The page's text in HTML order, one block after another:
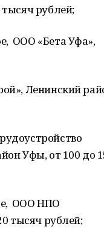
рублей;
ООО «Бета Уфа»,
Ленинский
Уфы, от 100 до
ООО НПО
тысяч рублей;